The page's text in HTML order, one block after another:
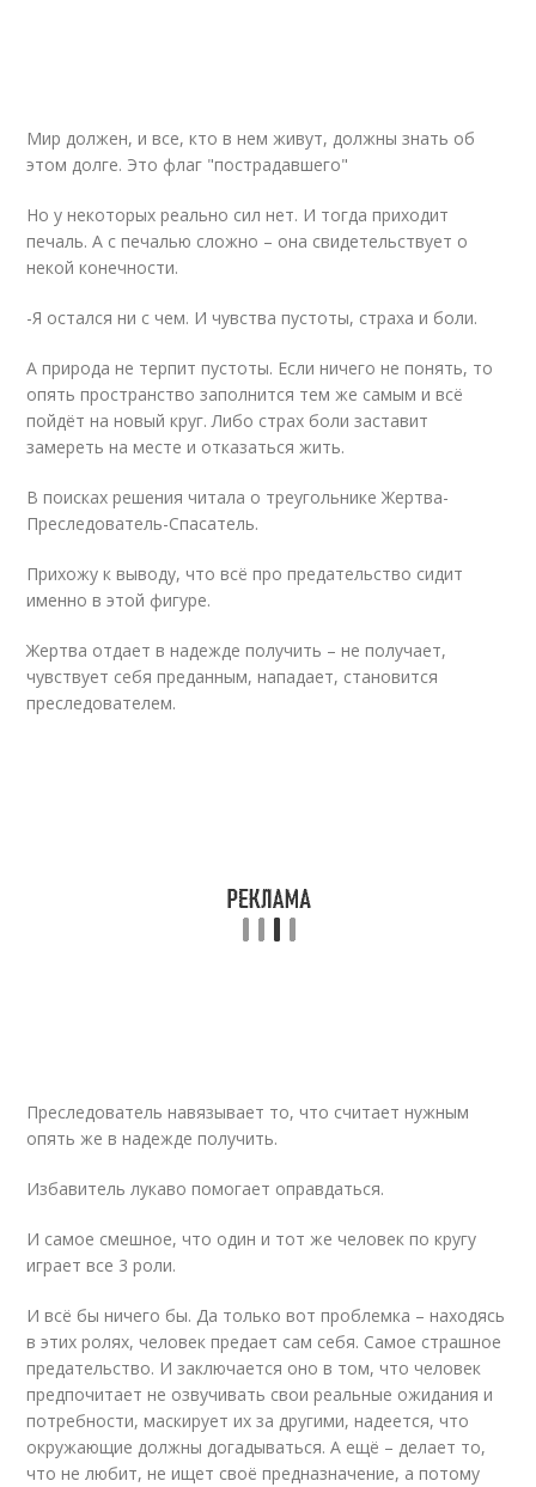
Мир должен, и все, кто в нем живут, должны знать об
этом долге. Это флаг "пострадавшего"
Но у некоторых реально сил нет. И тогда приходит
печаль. А с печалью сложно – она свидетельствует о
некой конечности.
-Я остался ни с чем. И чувства пустоты, страха и боли.
А природа не терпит пустоты. Если ничего не понять, то
опять пространство заполнится тем же самым и всё
пойдёт на новый круг. Либо страх боли заставит
замереть на месте и отказаться жить.
В поисках решения читала о треугольнике Жертва-
Преследователь-Спасатель.
Прихожу к выводу, что всё про предательство сидит
именно в этой фигуре.
Жертва отдает в надежде получить – не получает,
чувствует себя преданным, нападает, становится
преследователем.
Преследователь навязывает то, что считает нужным
опять же в надежде получить.
Избавитель лукаво помогает оправдаться.
И самое смешное, что один и тот же человек по кругу
играет все 3 роли.
И всё бы ничего бы. Да только вот проблемка – находясь
в этих ролях, человек предает сам себя. Самое страшное
предательство. И заключается оно в том, что человек
предпочитает не озвучивать свои реальные ожидания и
потребности, маскирует их за другими, надеется, что
окружающие должны догадываться. А ещё – делает то,
что не любит, не ищет своё предназначение, а потому